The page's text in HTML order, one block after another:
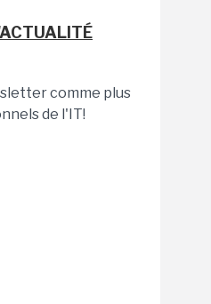
comme plus
de l'IT!